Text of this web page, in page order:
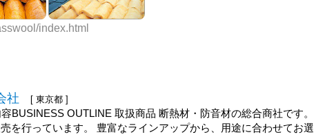
index.html
社 [ 東京都 ]
BUSINESS OUTLINE 取扱商品 断熱材・防音材の総合商社です。
を行っています。 豊富なラインアップから、用途に合わせてお選